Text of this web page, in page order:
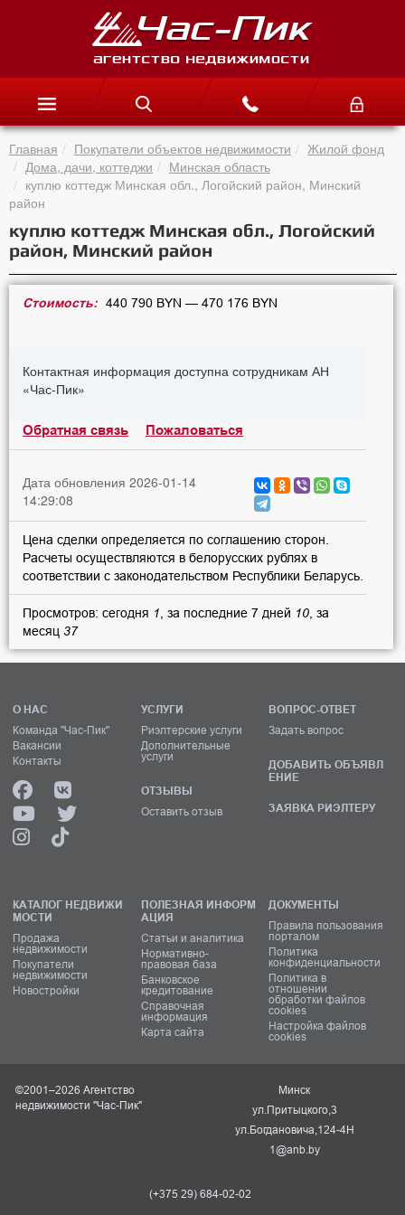
Главная Покупатели объектов недвижимости
Жилой фонд
Дома, дачи, коттеджи
Минская область
куплю коттедж Минская обл., Логойский район, Минский
район
куплю коттедж Минская обл., Логойский
район, Минский район
Стоимость: 440 790 BYN — 470 176 BYN
Контактная информация доступна сотрудникам АН
«Час-Пик»
Обратная связь Пожаловаться
Дата обновления 2026-01-14
14:29:08
Цена сделки определяется по соглашению сторон.
Расчеты осуществляются в белорусских рублях в
соответствии с законодательством Республики Беларусь.
Просмотров: сегодня 1 , за последние 7 дней 10 , за
месяц 37
О НАС
Команда "Час-Пик"
Вакансии
Контакты
УСЛУГИ
Риэлтерские услуги
Дополнительные
услуги
ОТЗЫВЫ
Оставить отзыв
ВОПРОС-ОТВЕТ
Задать вопрос
ДОБАВИТЬ ОБЪЯВЛ
ЕНИЕ
ЗАЯВКА РИЭЛТЕРУ
КАТАЛОГ НЕДВИЖИ
МОСТИ
Продажа
недвижимости
Покупатели
недвижимости
Новостройки
ПОЛЕЗНАЯ ИНФОРМ
АЦИЯ
Статьи и аналитика
Нормативно-
правовая база
Банковское
кредитование
Справочная
информация
Карта сайта
ДОКУМЕНТЫ
Правила пользования
порталом
Политика
конфиденциальности
Политика в
отношении
обработки файлов
cookies
Настройка файлов
cookies
©2001–2026 Агентство
недвижимости "Час-Пик"
Минск
ул.Притыцкого,3
ул.Богдановича,124-4Н
1@anb.by
(+375 29) 684-02-02